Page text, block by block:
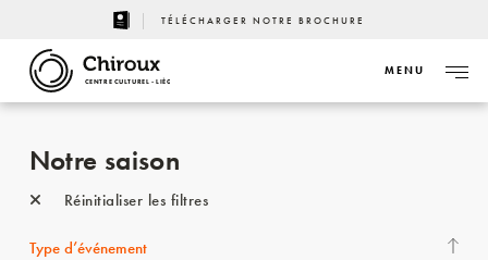
TÉLÉCHARGER NOTRE BROCHURE
CENTRE CULTUREL - LIÈGE
MENU
Notre saison
Réinitialiser les filtres
Type d’événement